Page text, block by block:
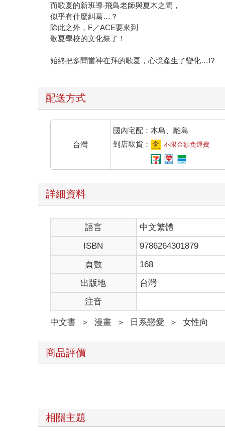
而歌夏的新班導‧飛鳥老師與夏木之間，
似乎有什麼糾葛…？
除此之外，F／ACE要來到
歌夏學校的文化祭了！
始終把多聞當神在拜的歌夏，心境產生了變化…!?
配送方式
台灣
國內宅配：本島、離島
到店取貨：
不限金額免運費
詳細資料
語言
中文繁體
ISBN
9786264301879
頁數
168
出版地
台灣
注音
中文書 ＞ 漫畫 ＞ 日系戀愛 ＞ 女性向
商品評價
相關主題